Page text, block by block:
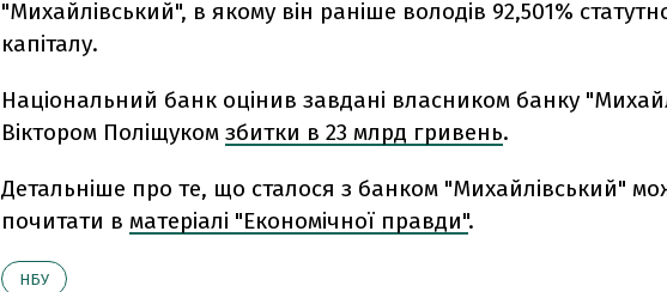
"Михайлівський", в якому він раніше володів 92,501%
капіталу.
Національний банк оцінив завдані власником банку
Віктором Поліщуком збитки в 23 млрд гривень.
Детальніше про те, що сталося з банком "Михайлівський"
почитати в матеріалі "Економічної правди".
НБУ